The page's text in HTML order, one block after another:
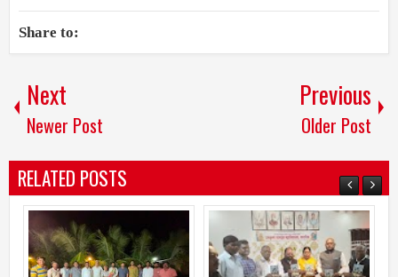
Share to:
Next
Newer Post
Previous
Older Post
RELATED POSTS